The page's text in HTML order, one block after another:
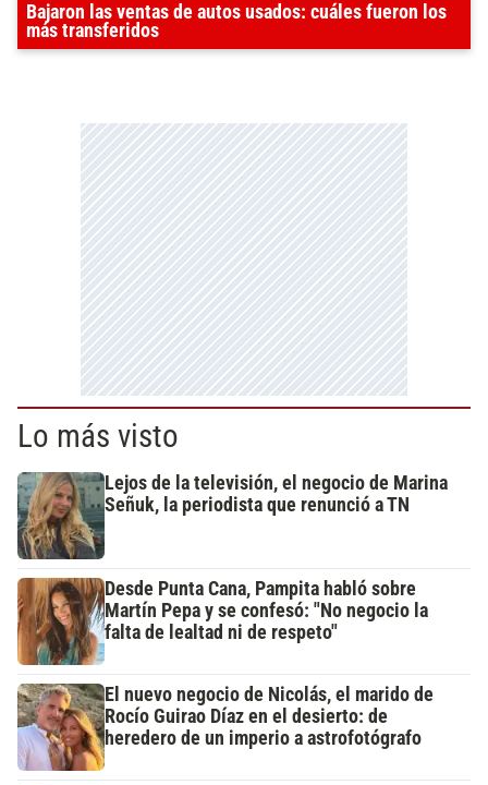
Bajaron las ventas de autos usados: cuáles fueron los
más transferidos
Lo más visto
Lejos de la televisión, el negocio de Marina
Señuk, la periodista que renunció a TN
Desde Punta Cana, Pampita habló sobre
Martín Pepa y se confesó: "No negocio la
falta de lealtad ni de respeto"
El nuevo negocio de Nicolás, el marido de
Rocío Guirao Díaz en el desierto: de
heredero de un imperio a astrofotógrafo